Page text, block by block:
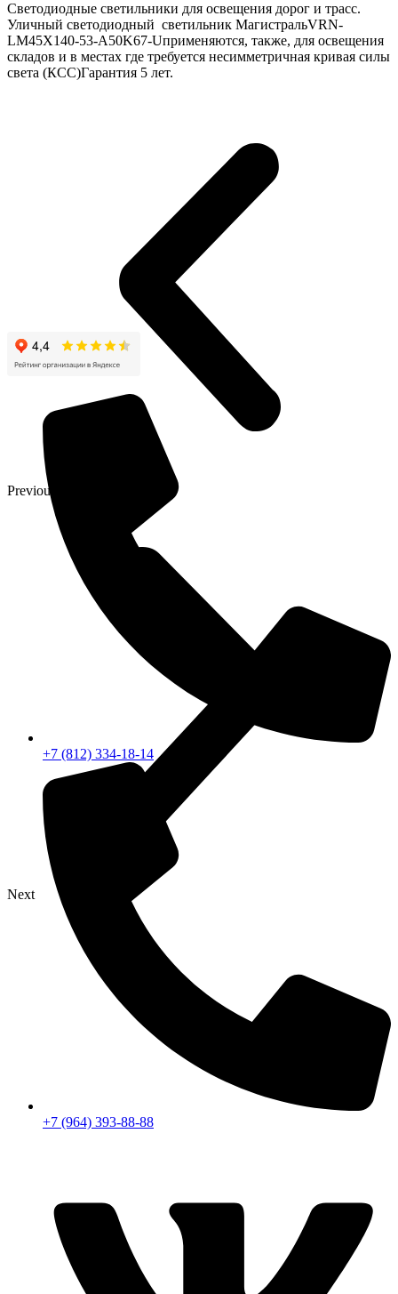
Светодиодные светильники для освещения дорог и трасс.
Уличный светодиодный светильник МагистральVRN-
LM45X140-53-A50K67-Uприменяются, также, для освещения
складов и в местах где требуется несимметричная кривая силы
света (КСС)Гарантия 5 лет.
Previous
Next
+7 (812) 334-18-14
+7 (964) 393-88-88